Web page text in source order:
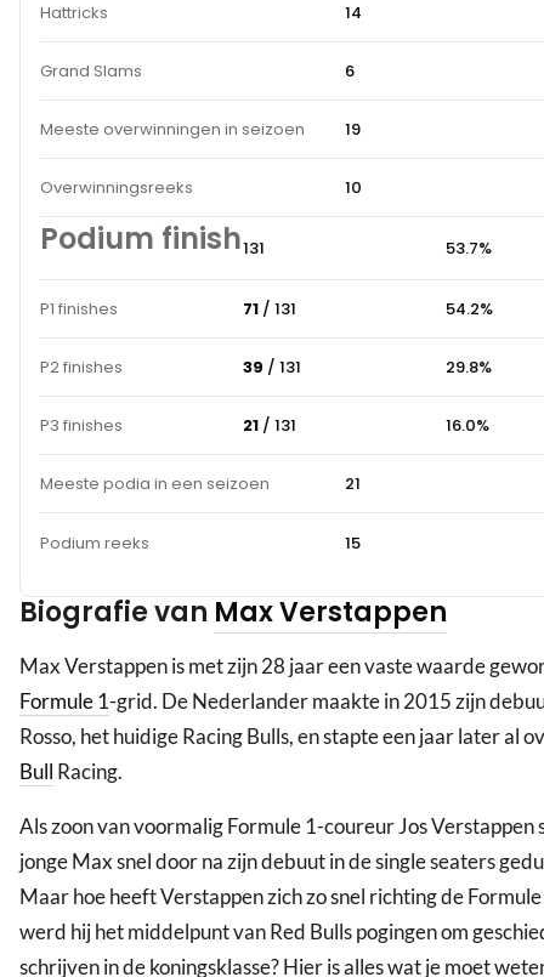
Hattricks 14
Grand Slams 6
Meeste overwinningen in seizoen 19
Overwinningsreeks 10
Podium finish131 53.7%
P1 finishes 71 / 131 54.2%
P2 finishes 39 / 131 29.8%
P3 finishes 21 / 131 16.0%
Meeste podia in een seizoen 21
Podium reeks 15
Biografie van Max Verstappen
Max Verstappen is met zijn 28 jaar een vaste waarde
Formule 1-grid. De Nederlander maakte in 2015 zijn
Rosso, het huidige Racing Bulls, en stapte een jaar later al
Bull Racing.
Als zoon van voormalig Formule 1-coureur Jos Verstappen
jonge Max snel door na zijn debuut in de single seaters
Maar hoe heeft Verstappen zich zo snel richting de
werd hij het middelpunt van Red Bulls pogingen om
schrijven in de koningsklasse? Hier is alles wat je moet